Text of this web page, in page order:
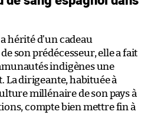
hérité d’un cadeau
son prédécesseur, elle a fait
indigènes une
La dirigeante, habituée à
millénaire de son pays à
compte bien mettre fin à